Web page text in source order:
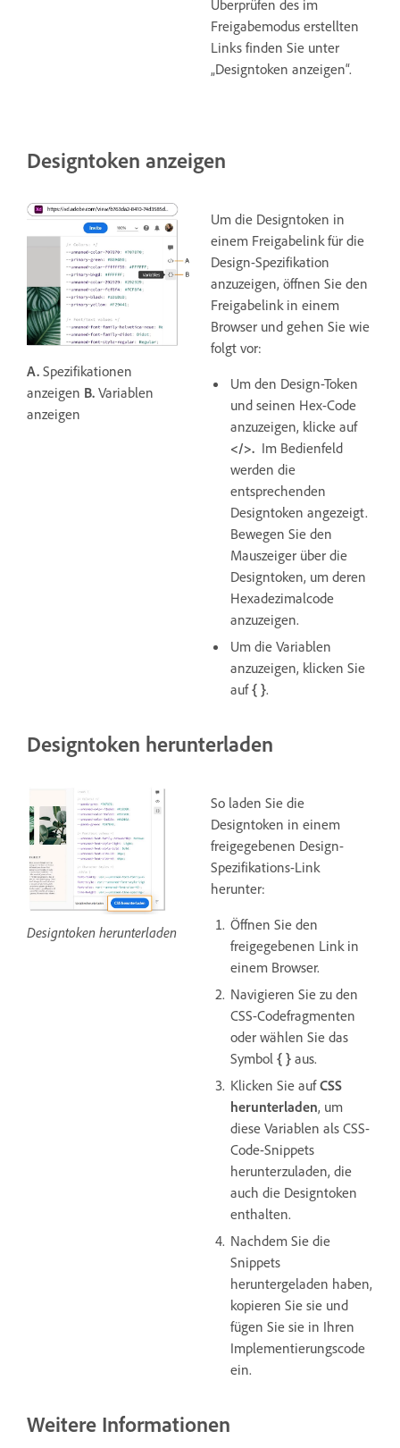
Überprüfen des im
Freigabemodus erstellten
Links finden Sie unter
„Designtoken anzeigen“.
Designtoken anzeigen
A. Spezifikationen
anzeigen B. Variablen
anzeigen
Um die Designtoken in
einem Freigabelink für die
Design-Spezifikation
anzuzeigen, öffnen Sie den
Freigabelink in einem
Browser und gehen Sie wie
folgt vor:
Um den Design-Token
und seinen Hex-Code
anzuzeigen, klicke auf
</>. Im Bedienfeld
werden die
entsprechenden
Designtoken angezeigt.
Bewegen Sie den
Mauszeiger über die
Designtoken, um deren
Hexadezimalcode
anzuzeigen.
Um die Variablen
anzuzeigen, klicken Sie
auf{ }.
Designtoken herunterladen
Designtoken herunterladen
So laden Sie die
Designtoken in einem
freigegebenen Design-
Spezifikations-Link
herunter:
Öffnen Sie den
freigegebenen Link in
einem Browser.
Navigieren Sie zu den
CSS-Codefragmenten
oder wählen Sie das
Symbol { } aus.
Klicken Sie aufCSS
herunterladen, um
diese Variablen als CSS-
Code-Snippets
herunterzuladen, die
auch die Designtoken
enthalten.
Nachdem Sie die
Snippets
heruntergeladen haben,
kopieren Sie sie und
fügen Sie sie in Ihren
Implementierungscode
ein.
Weitere Informationen